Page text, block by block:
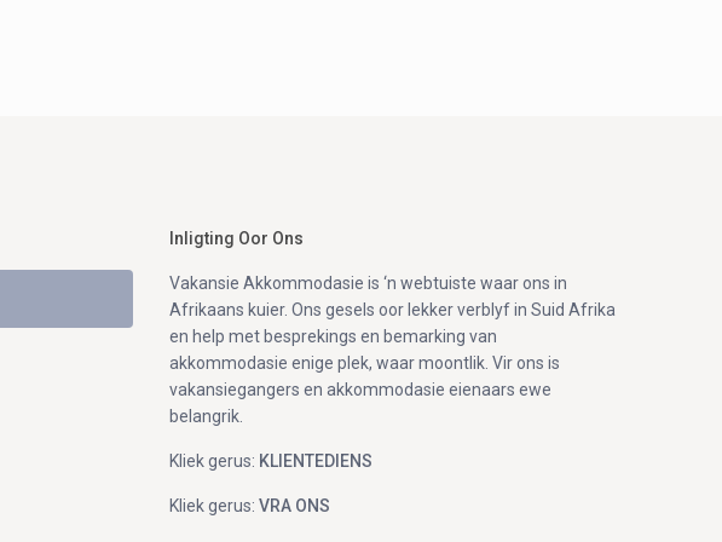
Inligting Oor Ons
Vakansie Akkommodasie is ‘n webtuiste waar ons in
Afrikaans kuier. Ons gesels oor lekker verblyf in Suid Afrika
en help met besprekings en bemarking van
akkommodasie enige plek, waar moontlik. Vir ons is
vakansiegangers en akkommodasie eienaars ewe
belangrik.
Kliek gerus: KLIENTEDIENS
Kliek gerus: VRA ONS